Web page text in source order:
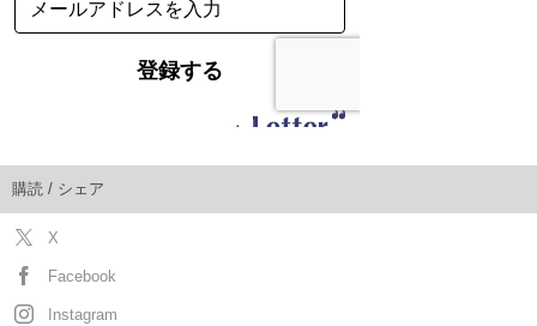
購読 / シェア
X
Facebook
Instagram